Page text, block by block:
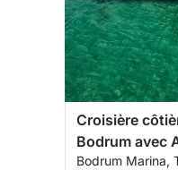
Croisière
Bodrum avec
Bodrum Marina,